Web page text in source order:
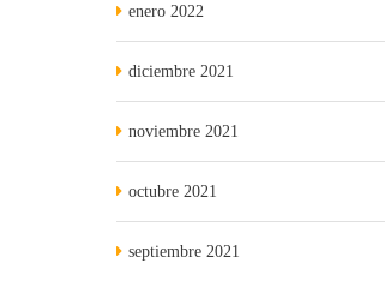
enero 2022
diciembre 2021
noviembre 2021
octubre 2021
septiembre 2021